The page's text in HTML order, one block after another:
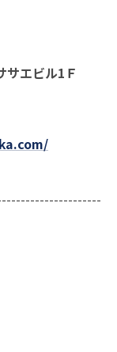
エビル1Ｆ